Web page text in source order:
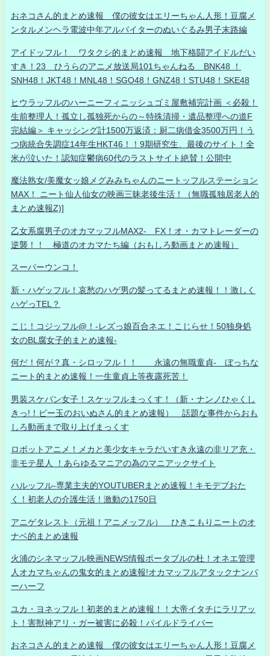
おネコさん的まとめ速報 僕の彼女はエリーちゃん人形！豆腐メ
ンタルメンヘラ電波中年アルバイターのぬいぐるみ男子末路編
アイドッフル！ ワタクシ的まとめ速報 地下格闘アイドルだい
すき！23 ひうらのアニメ放送局101ちゃんねる BNK48 ！
SNH48！JKT48！MNL48！SGO48！GNZ48！STU48！SKE48
ヒウラッフルのハーニーフィニッシュゴミ屋敷補完計画 ＜必殺！
生前整理人！孤立し孤独死からの～特殊清掃・遺品整理への道F
完結編＞ キャッシング計1500万返済：厨二病借金3500万円！う
つ病統合失調症14年生HKT46！！9期研究生、最後のサイト！全
米が泣いた！認知症鬱病60代のラストサイト絶賛！公開中
魔法熟女/美魔女ッ娘メグみみちゃんのニートッフルステーション
MAX！ ニート仙人仙女の映画三昧老後生活！（無職孤独居老人的
まとめ速報Z)]
乙女系腐男子のオカマッフルMAX2- FX！オ・カマトレーダーの
逆襲！！ 極道のオカマたち編（おもしろ動画まとめ速報）
スーパーウンコ！
新・ハゲッフル！哀愁のハゲ男の髪ってるまとめ速報！！激しく
ハゲっTEL？
こじ！コジッフル@！-レズっ娘百合ネエ！こじらせ！50独身処
女のBL腐女子的まとめ速報-
何だ！何が？真・シロッフル！！ 永遠の無職童貞- ぼっちな
ニート的まとめ速報！一生童貞上等夜露死苦！
男装スケバン女子！スケッフルまっくす！（新・ナンノひゃくし
きっ!！ビー玉のおいぬさん的まとめ速報） 話題な事件からおも
しろ動画まで取り上げまっくす
ロボットアニメ！メカと美少女キャラだいすき永遠の非リア充・
非モテ星人 ！あらゆるマニアの為のマニアックサイト
ハルッフル-専業主夫的YOUTUBERまとめ速報！キモデブおた
く！初老人の介護生活！激動の1750日
アニゲタレスト（元祖！アニメッフル） ひきこもりニートのオ
ナベ的まとめ速報
火浦のシネマッフル映画NEWS情報ポータブルの杜！オネエ管理
人オカマちゃんの鬼女的まとめ速報!オカマッフルアタックナンバ
ーハーフ
ユカ・ヨネッフル！初老的まとめ速報！！大帝イタチにラリアッ
ト！害獣神アリ・ガー被害に必殺！パイルドライバー
おネコさん的まとめ速報 僕の彼女はエリーちゃん人形！豆腐メ